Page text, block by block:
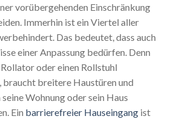
vorübergehenden Einschränkung
Immerhin ist ein Viertel aller
Das bedeutet, dass auch
einer Anpassung bedürfen. Denn
oder einen Rollstuhl
braucht breitere Haustüren und
Wohnung oder sein Haus
Ein barrierefreier Hauseingang ist